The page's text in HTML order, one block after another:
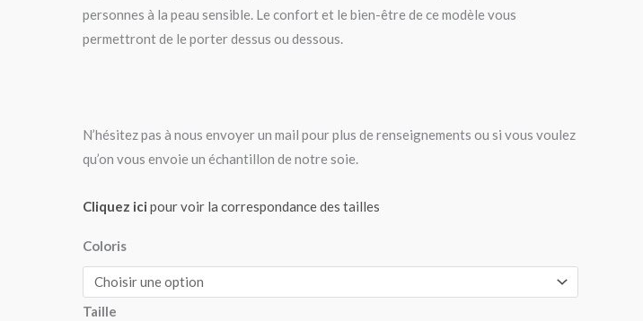
personnes à la peau sensible. Le confort et le bien-être de ce modèle vous
permettront de le porter dessus ou dessous.
N’hésitez pas à nous envoyer un mail pour plus de renseignements ou si vous voulez
qu’on vous envoie un échantillon de notre soie.
Cliquez ici pour voir la correspondance des tailles
Coloris
Taille